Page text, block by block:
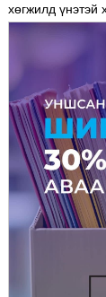
хөгжилд үнэтэй